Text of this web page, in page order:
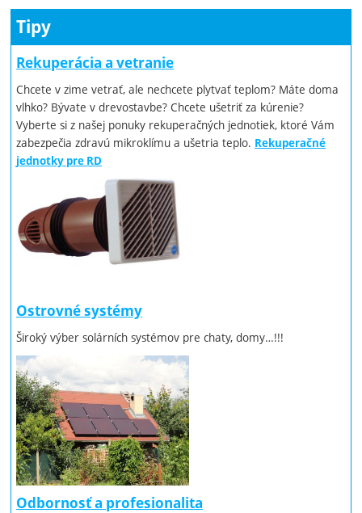
Tipy
Rekuperácia a vetranie
Chcete v zime vetrať, ale nechcete plytvať teplom? Máte doma
vlhko? Bývate v drevostavbe? Chcete ušetriť za kúrenie?
Vyberte si z našej ponuky rekuperačných jednotiek, ktoré Vám
zabezpečia zdravú mikroklímu a ušetria teplo. Rekuperačné
jednotky pre RD
Ostrovné systémy
Široký výber solárních systémov pre chaty, domy…!!!
Odbornosť a profesionalita